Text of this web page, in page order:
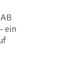
ein